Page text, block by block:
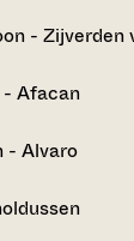
- Zijverden
- Afacan
- Alvaro